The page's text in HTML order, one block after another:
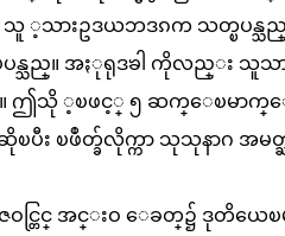
သားဥဒယဘဒၵက သတ္ၿပန္သ
န္သည္။ အႏုရုဒၶါ ကိုလည္း သူသ
။ ဤသို ့ၿဖင့္ ၅ ဆက္ေၿမာက္ေ
ပီး ၿဖဳတ္ခ်လိုက္ကာ သုသုနာဂ အ
ာဇဝင္တြင္ အင္းဝ ေခတ္၌ ဒုတိယေ